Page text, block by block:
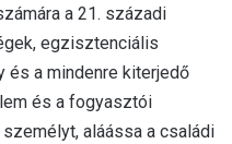
a 21. századi
egzisztenciális
és a mindenre kiterjedő
és a fogyasztói
aláássa a családi